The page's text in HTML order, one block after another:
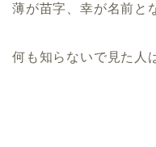
薄が苗字、幸が名前と
何も知らないで見た人